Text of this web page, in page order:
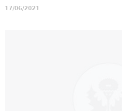
17/06/2021